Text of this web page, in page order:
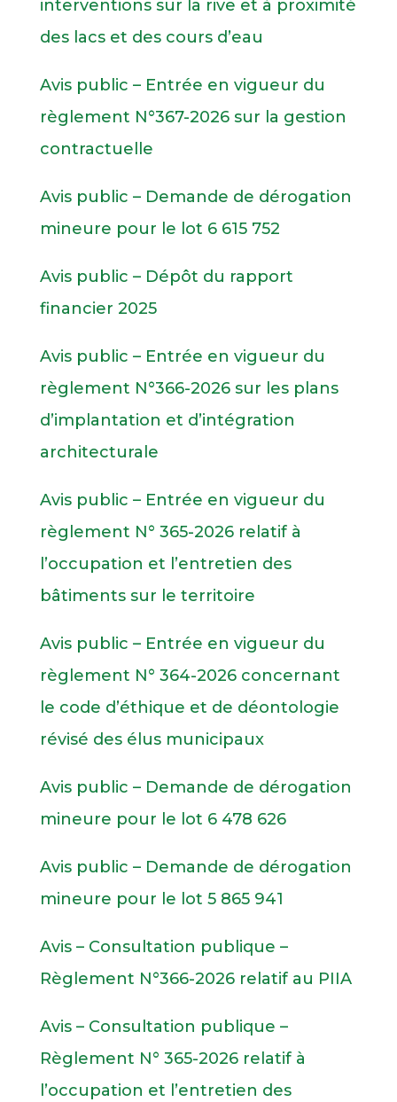
interventions sur la rive et à proximité
des lacs et des cours d’eau
Avis public – Entrée en vigueur du
règlement N°367-2026 sur la gestion
contractuelle
Avis public – Demande de dérogation
mineure pour le lot 6 615 752
Avis public – Dépôt du rapport
financier 2025
Avis public – Entrée en vigueur du
règlement N°366-2026 sur les plans
d’implantation et d’intégration
architecturale
Avis public – Entrée en vigueur du
règlement N° 365-2026 relatif à
l’occupation et l’entretien des
bâtiments sur le territoire
Avis public – Entrée en vigueur du
règlement N° 364-2026 concernant
le code d’éthique et de déontologie
révisé des élus municipaux
Avis public – Demande de dérogation
mineure pour le lot 6 478 626
Avis public – Demande de dérogation
mineure pour le lot 5 865 941
Avis – Consultation publique –
Règlement N°366-2026 relatif au PIIA
Avis – Consultation publique –
Règlement N° 365-2026 relatif à
l’occupation et l’entretien des